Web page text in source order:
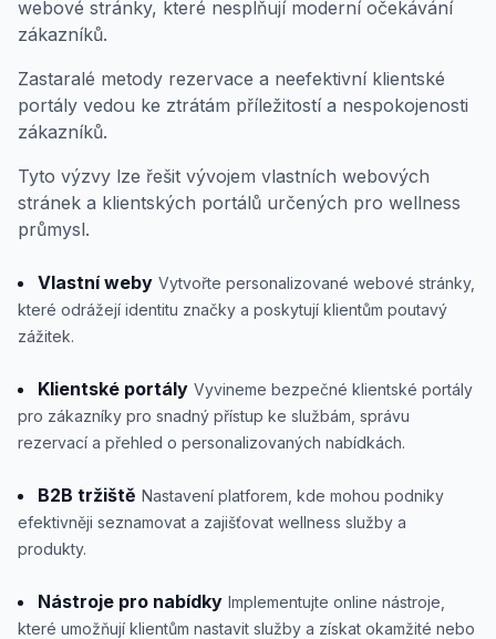
webové stránky, které nesplňují moderní očekávání
zákazníků.
Zastaralé metody rezervace a neefektivní klientské
portály vedou ke ztrátám příležitostí a nespokojenosti
zákazníků.
Tyto výzvy lze řešit vývojem vlastních webových
stránek a klientských portálů určených pro wellness
průmysl.
Vlastní weby Vytvořte personalizované webové stránky,
které odrážejí identitu značky a poskytují klientům poutavý
zážitek.
Klientské portály Vyvineme bezpečné klientské portály
pro zákazníky pro snadný přístup ke službám, správu
rezervací a přehled o personalizovaných nabídkách.
B2B tržiště Nastavení platforem, kde mohou podniky
efektivněji seznamovat a zajišťovat wellness služby a
produkty.
Nástroje pro nabídky Implementujte online nástroje,
které umožňují klientům nastavit služby a získat okamžité nebo